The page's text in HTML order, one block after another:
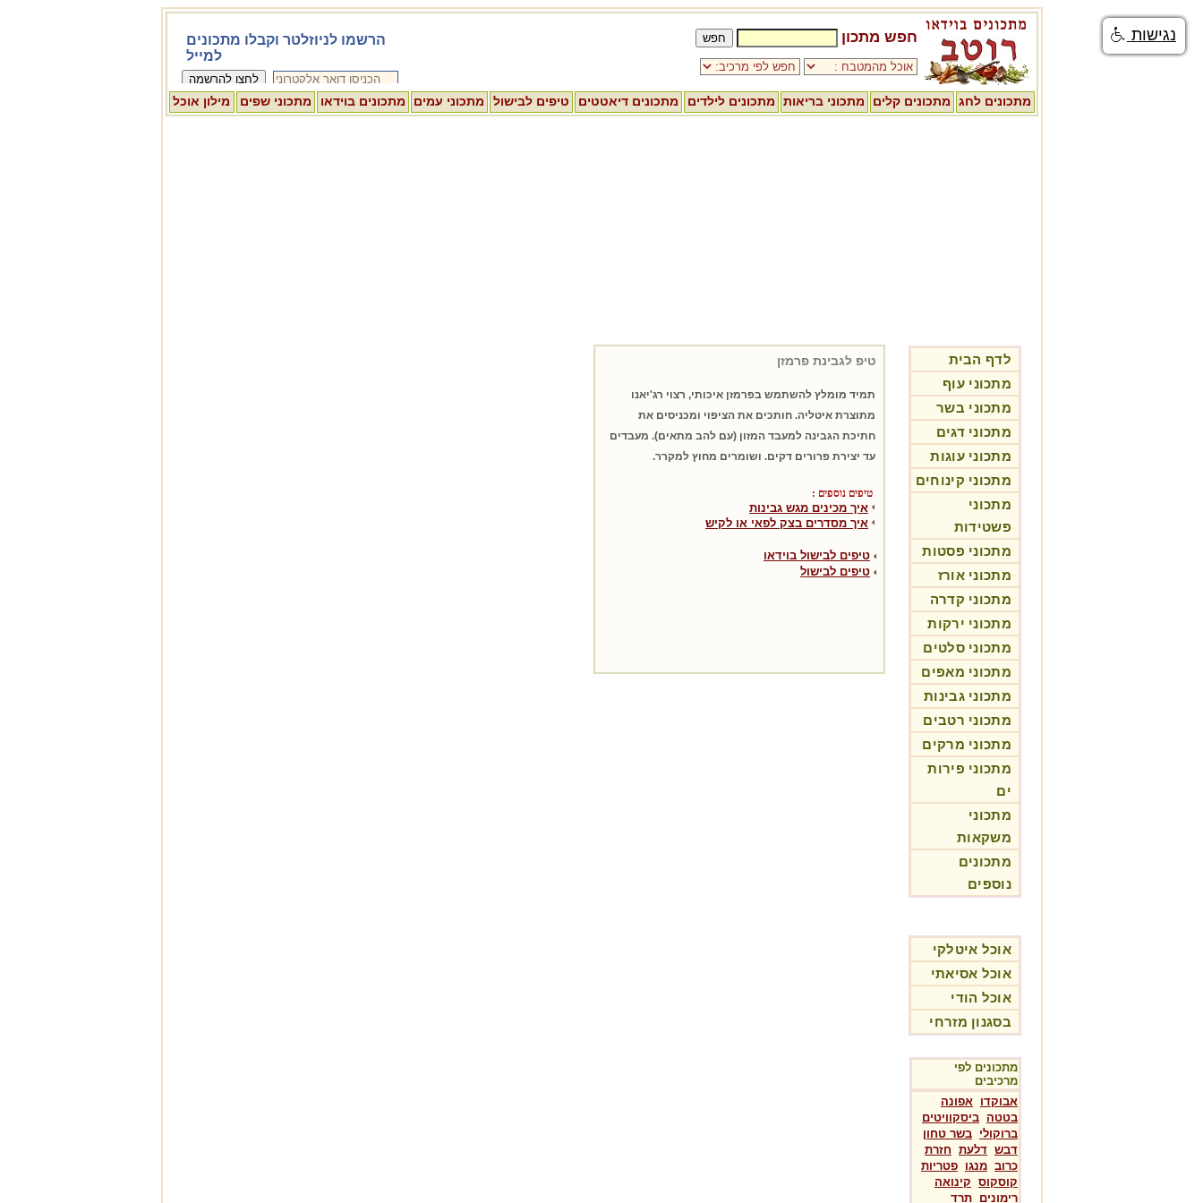
חפש מתכון
מתכונים לחג מתכונים קלים מתכוני בריאות מתכונים לילדים מתכונים דיאטטים טיפים לבישול מתכוני עמים מתכונים בוידאו מתכוני שפים מילון אוכל
לדף הבית
מתכוני עוף
מתכוני בשר
מתכוני דגים
מתכוני עוגות
מתכוני קינוחים
מתכוני
פשטידות
מתכוני פסטות
מתכוני אורז
מתכוני קדרה
מתכוני ירקות
מתכוני סלטים
מתכוני מאפים
מתכוני גבינות
מתכוני רטבים
מתכוני מרקים
מתכוני פירות
ים
מתכוני
משקאות
מתכונים
נוספים
אוכל איטלקי
אוכל אסיאתי
אוכל הודי
בסגנון מזרחי
מתכונים לפי
מרכיבים
אבוקדו אפונה
בטטה ביסקוויטים
ברוקולי בשר טחון
דבש דלעת חזרת
כרוב מנגו פטריות
קוסקוס קינואה
רימונים תרד
טיפ לגבינת פרמזן
תמיד מומלץ להשתמש בפרמזן איכותי, רצוי רג'יאנו
מתוצרת איטליה. חותכים את הציפוי ומכניסים את
חתיכת הגבינה למעבד המזון (עם להב מתאים). מעבדים
עד יצירת פרורים דקים. ושומרים מחוץ למקרר.
טיפים נוספים :
איך מכינים מגש גבינות
איך מסדרים בצק לפאי או לקיש
טיפים לבישול בוידאו
טיפים לבישול
נגישות